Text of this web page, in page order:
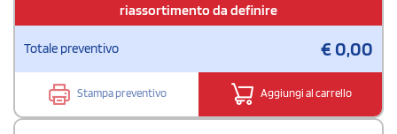
riassortimento da definire
Totale preventivo €0,00
Stampa preventivo Aggiungi al carrello